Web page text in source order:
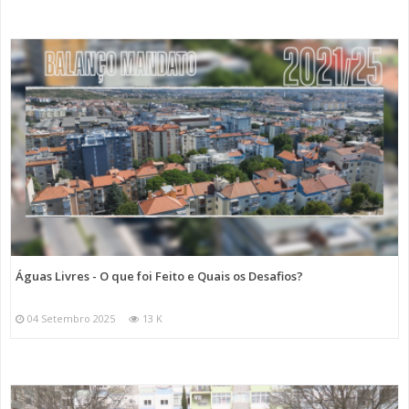
Águas Livres - O que foi Feito e Quais os Desafios?
04 Setembro 2025 13 K